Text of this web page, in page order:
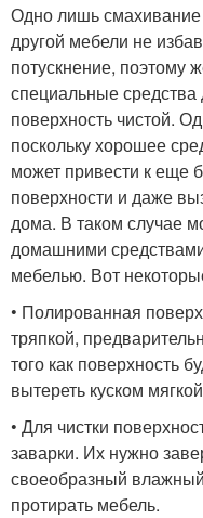
Одно лишь смахивание
другой мебели не
потускнение, поэтому
специальные
поверхность чистой.
поскольку хорошее
может привести к еще
поверхности и даже
дома. В таком случае
домашними
мебелью. Вот
• Полированная
тряпкой,
того как поверхность
вытереть куском
• Для чистки
заварки. Их нужно
своеобразный
протирать мебель.